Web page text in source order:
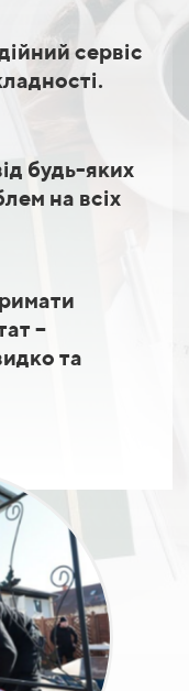
сервіс
будь-яких
на всіх
–
та